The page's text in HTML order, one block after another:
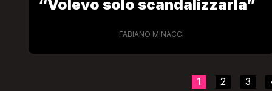
“Volevo solo scandalizzarla”
FABIANO MINACCI
1 2 3